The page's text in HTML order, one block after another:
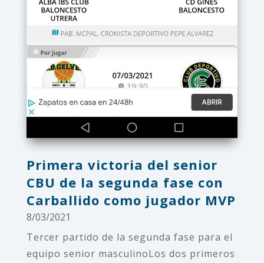
Primera victoria del senior
CBU de la segunda fase con
Carballido como jugador MVP
8/03/2021
Tercer partido de la segunda fase para el
equipo senior masculinoLos dos primeros